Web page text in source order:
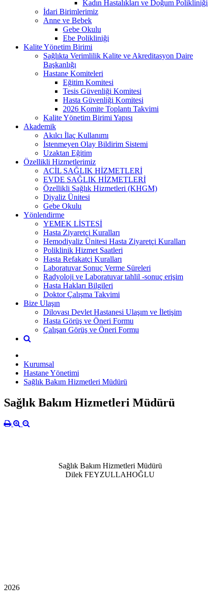
Kadın Hastalıkları ve Doğum Polikliniği
İdari Birimlerimiz
Anne ve Bebek
Gebe Okulu
Ebe Polikliniği
Kalite Yönetim Birimi
Sağlıkta Verimlilik Kalite ve Akreditasyon Daire
Başkanlığı
Hastane Komiteleri
Eğitim Komitesi
Tesis Güvenliği Komitesi
Hasta Güvenliği Komitesi
2026 Komite Toplantı Takvimi
Kalite Yönetim Birimi Yapısı
Akademik
Akılcı İlaç Kullanımı
İstenmeyen Olay Bildirim Sistemi
Uzaktan Eğitim
Özellikli Hizmetlerimiz
ACİL SAĞLIK HİZMETLERİ
EVDE SAĞLIK HİZMETLERİ
Özellikli Sağlık Hizmetleri (KHGM)
Diyaliz Ünitesi
Gebe Okulu
Yönlendirme
YEMEK LİSTESİ
Hasta Ziyaretçi Kuralları
Hemodiyaliz Ünitesi Hasta Ziyaretçi Kuralları
Poliklinik Hizmet Saatleri
Hasta Refakatçi Kuralları
Laboratuvar Sonuç Verme Süreleri
Radyoloji ve Laboratuvar tahlil -sonuç erişim
Hasta Hakları Bilgileri
Doktor Çalışma Takvimi
Bize Ulaşın
Dilovası Devlet Hastanesi Ulaşım ve İletişim
Hasta Görüş ve Öneri Formu
Çalışan Görüş ve Öneri Formu
Kurumsal
Hastane Yönetimi
Sağlık Bakım Hizmetleri Müdürü
Sağlık Bakım Hizmetleri Müdürü
Sağlık Bakım Hizmetleri Müdürü
Dilek FEYZULLAHOĞLU
2026